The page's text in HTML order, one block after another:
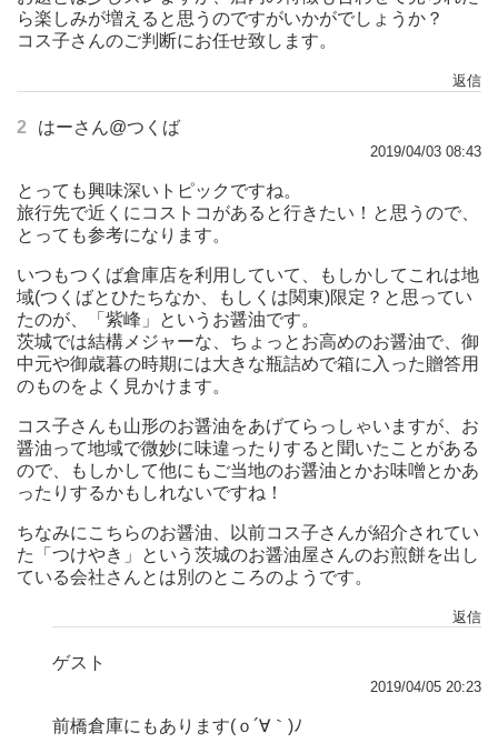
ら楽しみが増えると思うのですがいかがでしょうか？
コス子さんのご判断にお任せ致します。
返信
2 はーさん@つくば
2019/04/03 08:43
とっても興味深いトピックですね。
旅行先で近くにコストコがあると行きたい！と思うので、
とっても参考になります。
いつもつくば倉庫店を利用していて、もしかしてこれは地
域(つくばとひたちなか、もしくは関東)限定？と思ってい
たのが、「紫峰」というお醤油です。
茨城では結構メジャーな、ちょっとお高めのお醤油で、御
中元や御歳暮の時期には大きな瓶詰めで箱に入った贈答用
のものをよく見かけます。
コス子さんも山形のお醤油をあげてらっしゃいますが、お
醤油って地域で微妙に味違ったりすると聞いたことがある
ので、もしかして他にもご当地のお醤油とかお味噌とかあ
ったりするかもしれないですね！
ちなみにこちらのお醤油、以前コス子さんが紹介されてい
た「つけやき」という茨城のお醤油屋さんのお煎餅を出し
ている会社さんとは別のところのようです。
返信
ゲスト
2019/04/05 20:23
前橋倉庫にもあります(ｏ´∀｀)ﾉ